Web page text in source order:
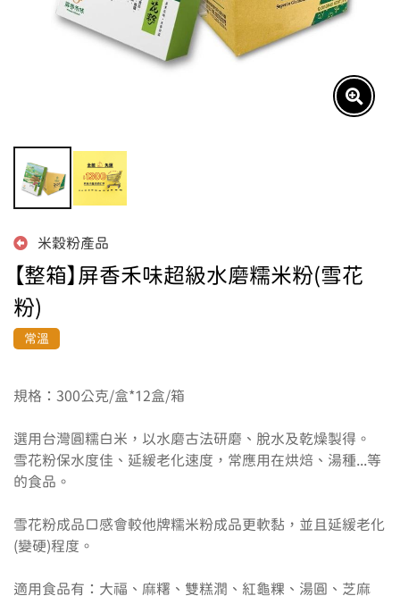
米穀粉產品
【整箱】屏香禾味超級水磨糯米粉(雪花
粉)
常溫
規格：300公克/盒*12盒/箱
選用台灣圓糯白米，以水磨古法研磨、脫水及乾燥製得。
雪花粉保水度佳、延緩老化速度，常應用在烘焙、湯種...等
的食品。
雪花粉成品口感會較他牌糯米粉成品更軟黏，並且延緩老化
(變硬)程度。
適用食品有：大福、麻糬、雙糕潤、紅龜粿、湯圓、芝麻